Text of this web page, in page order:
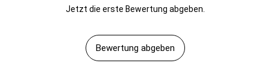
Jetzt die erste Bewertung abgeben.
Bewertung abgeben